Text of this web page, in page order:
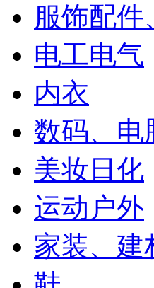
服饰配件
电工电气
内衣
数码、电
美妆日化
运动户外
家装、建